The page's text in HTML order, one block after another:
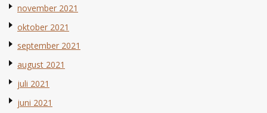
november 2021
oktober 2021
september 2021
august 2021
juli 2021
juni 2021